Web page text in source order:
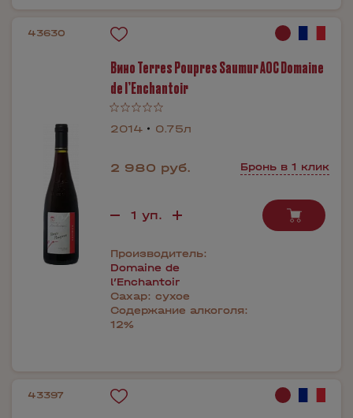
43630
Вино Terres Poupres Saumur AOC Domaine
de l’Enchantoir
2014 0.75л
2 980 руб. Бронь в 1 клик
Производитель:
Domaine de
l’Enchantoir
Сахар: сухое
Содержание алкоголя:
12%
43397